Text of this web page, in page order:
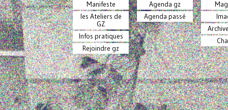
Manifeste
les Ateliers de
GZ
Infos pratiques
Rejoindre gz
Agenda gz
Agenda passé